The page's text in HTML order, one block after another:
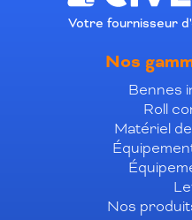
Votre fournisseur
Nos
Bennes
Roll
Matériel
Nos